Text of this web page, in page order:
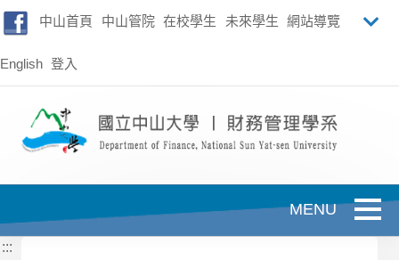
跳到主要內容
中山首頁 中山管院 在校學生 未來學生 網站導覽
English 登入
:::